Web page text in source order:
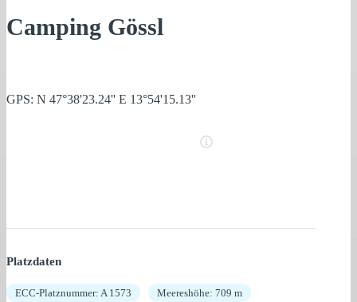
Camping Gössl
GPS: N 47°38'23.24'' E 13°54'15.13''
Platzdaten
ECC-Platznummer: A 1573 Meereshöhe: 709 m